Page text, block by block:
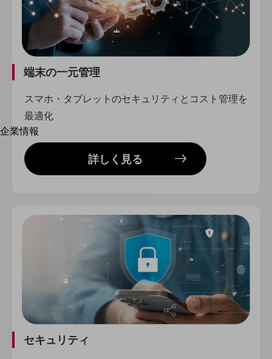
相談・申し込みができるバーチャルショップ
法人向けモバイルトップ
はじめての方へ
サービス・商品を探す
新規会員登録/ログインはこちら
100回線以上のお問い合わせ・お見積りはこちら
別ウィンドウで開きます
企業情報
企業情報TOP
会社案内
会社案内TOP
会社案内パンフレット
ニュースルーム
ニュースルームTOP
ニュースリリース
端末の一元管理
スマホ・タブレットのセキュリティとコスト管理を
最適化
詳しく見る
セキュリティ